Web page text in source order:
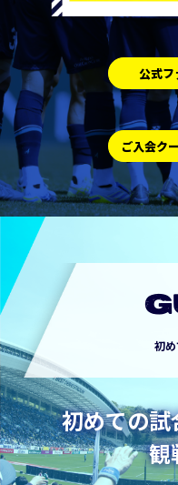
公式フ
ご入会ク
初
初めての
観